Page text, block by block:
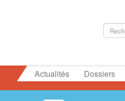
Actualités Dossiers